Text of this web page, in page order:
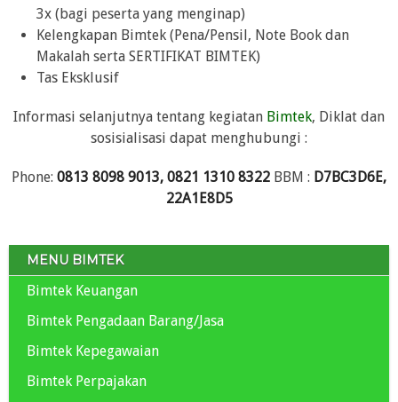
3x (bagi peserta yang menginap)
Kelengkapan Bimtek (Pena/Pensil, Note Book dan
Makalah serta SERTIFIKAT BIMTEK)
Tas Eksklusif
Informasi selanjutnya tentang kegiatan Bimtek, Diklat dan
sosisialisasi dapat menghubungi :
Phone: 0813 8098 9013, 0821 1310 8322 BBM : D7BC3D6E,
22A1E8D5
MENU BIMTEK
Bimtek Keuangan
Bimtek Pengadaan Barang/Jasa
Bimtek Kepegawaian
Bimtek Perpajakan